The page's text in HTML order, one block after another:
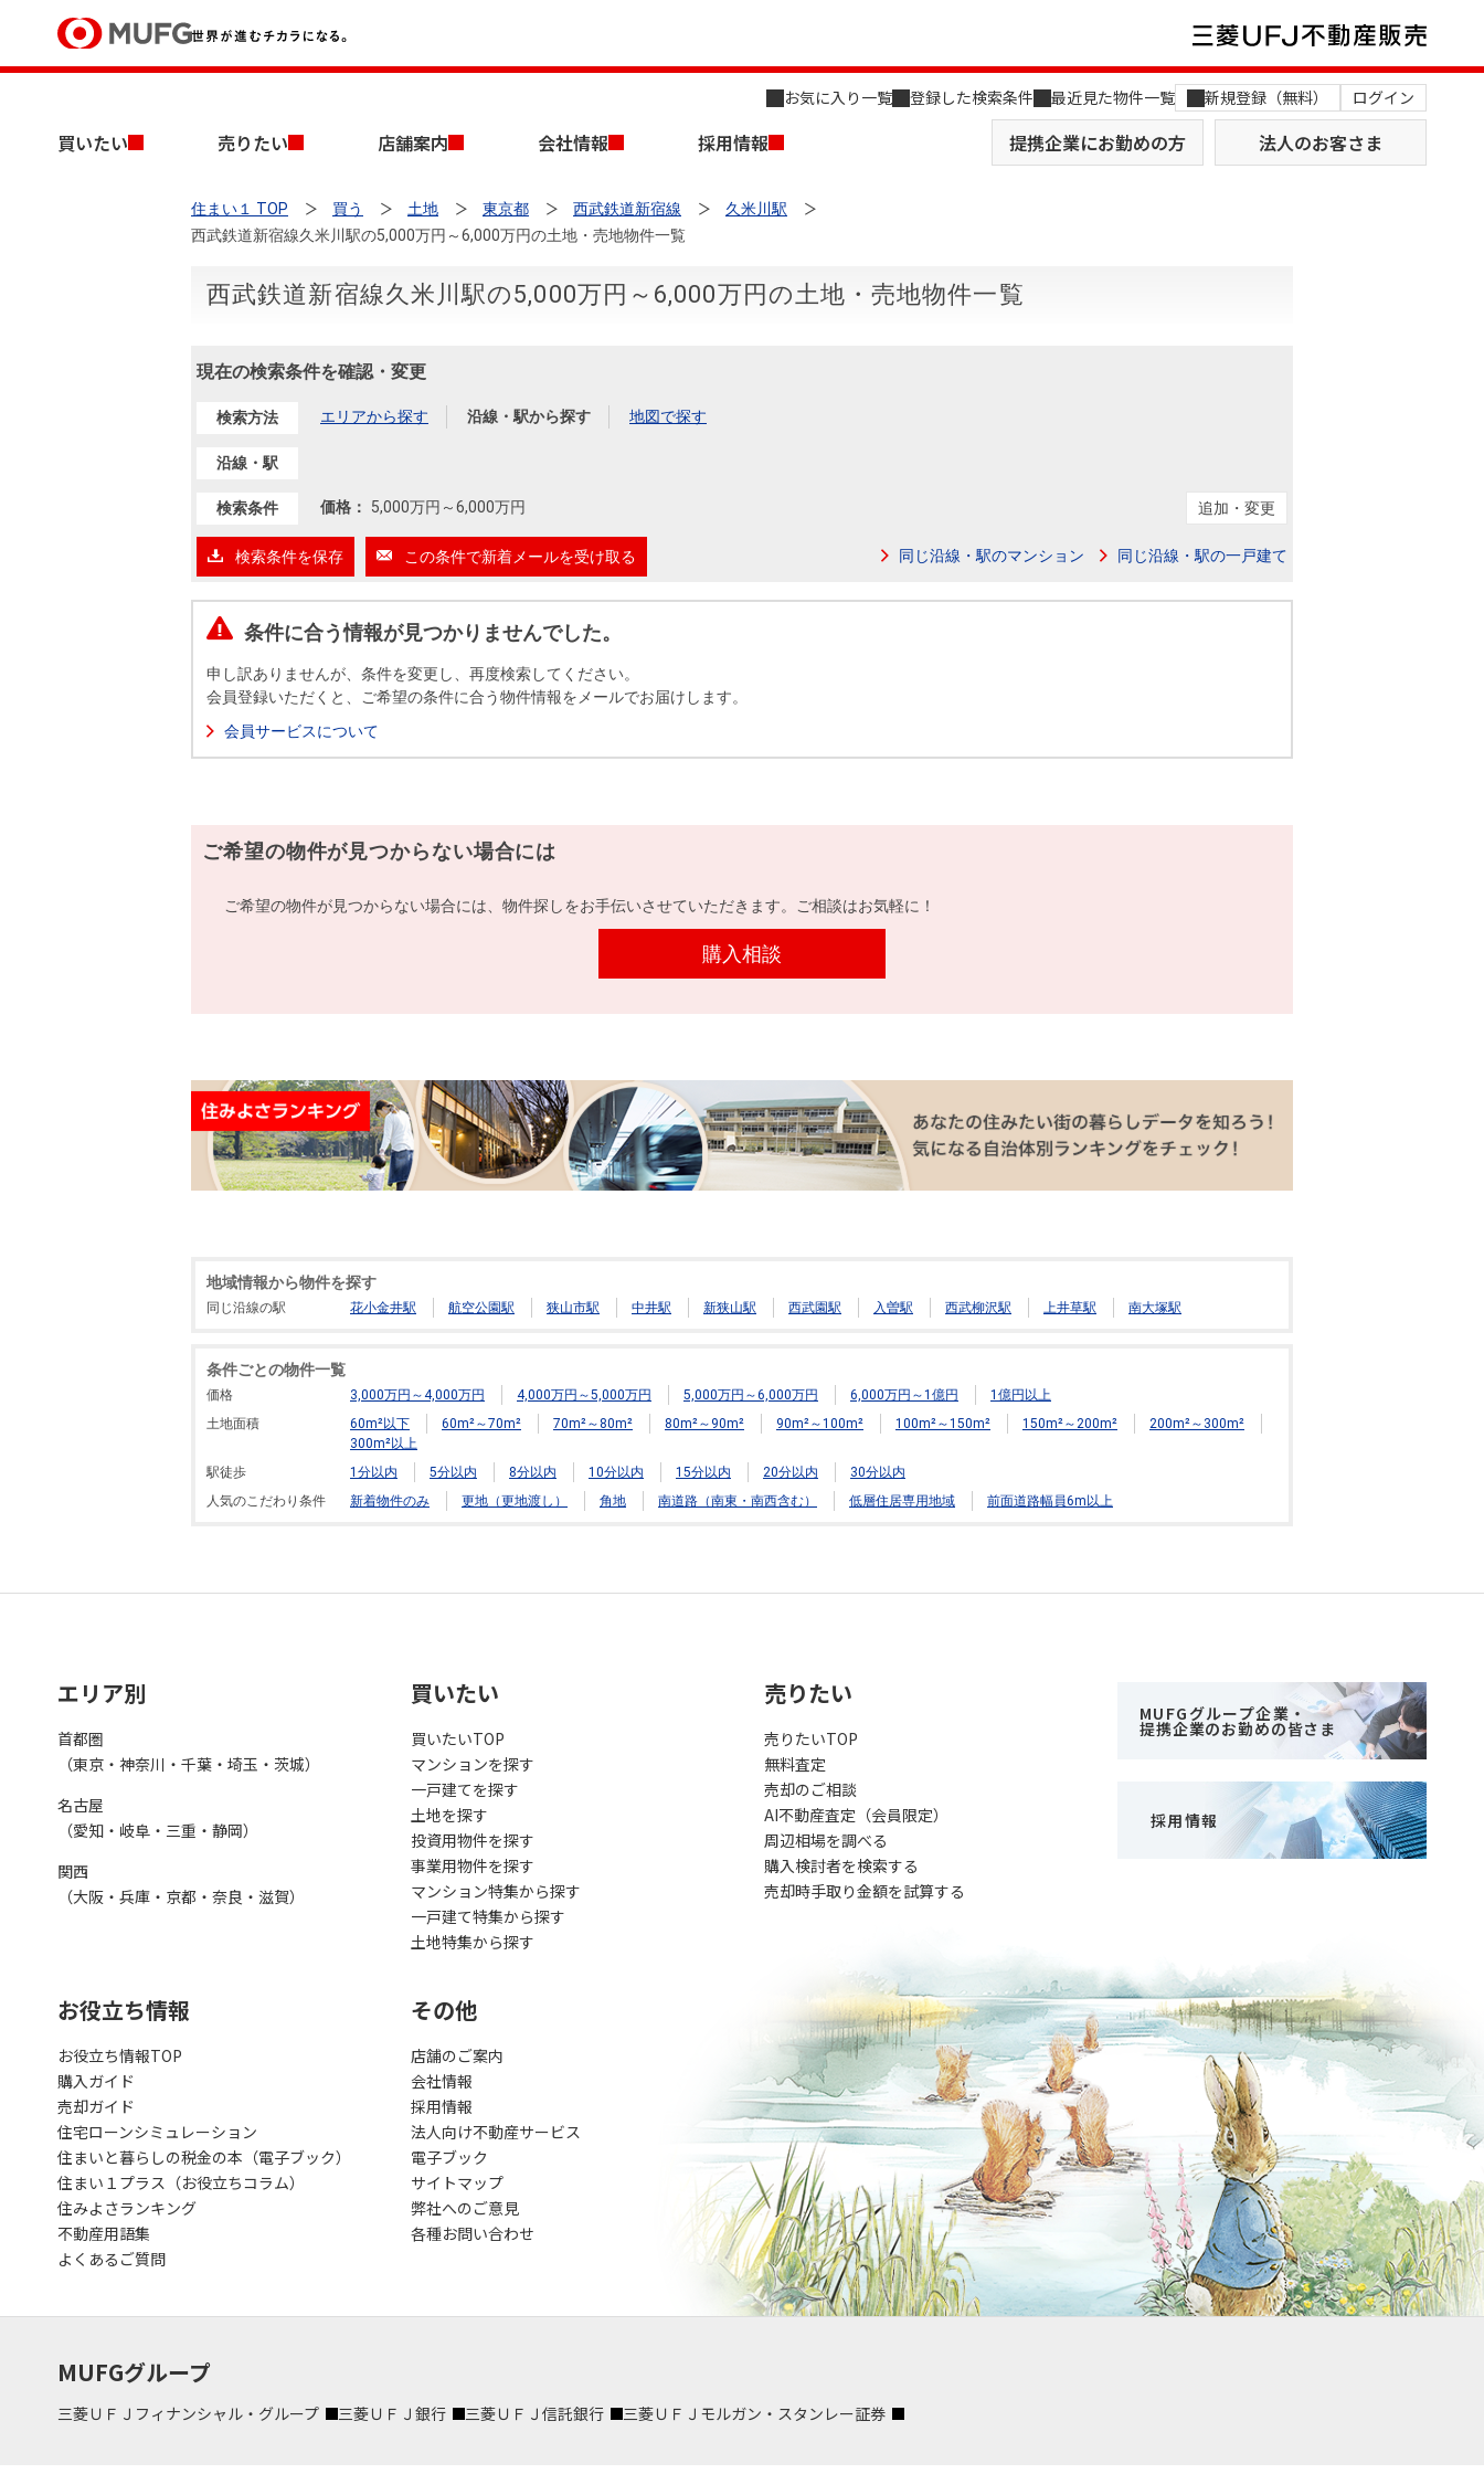
お気に入り一覧 登録した検索条件 最近見た物件一覧 新規登録（無料） ログイン
買いたい 売りたい 店舗案内 会社情報 採用情報 提携企業にお勤めの方 法人のお客さま
買いたいTOP
中古マンションを探す
投資用物件を探す
売りたいTOP
無料査定
売却時手取り金額試算
店舗案内TOP
店舗のご案内（首都圏）
会社情報TOP
組織図
会社案内（電子ブック版）
採用情報TOP
売りたい
住まい１ TOP 買う 土地 東京都 西武鉄道新宿線
久米川駅
西武鉄道新宿線久米川駅の5,000万円～6,000万円の土地・売地物件一覧
西武鉄道新宿線久米川駅の5,000万円～6,000万円の土地・売地物件一覧
現在の検索条件を確認・変更
検索方法 エリアから探す 沿線・駅から探す 地図で探す
沿線・駅
検索条件 価格： 5,000万円 ～6,000万円 追加・変更
検索条件を保存 この条件で新着メールを受け取る 同じ沿線・駅のマンション 同じ沿線・駅の一戸建て
条件に合う情報が見つかりませんでした。
申し訳ありませんが、条件を変更し、再度検索してください。
会員登録いただくと、ご希望の条件に合う物件情報をメールでお届けします。
会員サービスについて
ご希望の物件が見つからない場合には
ご希望の物件が見つからない場合には、物件探しをお手伝いさせていただきます。ご相談はお気軽に！
購入相談
地域情報から物件を探す
同じ沿線の駅 花小金井駅 航空公園駅 狭山市駅 中井駅 新狭山駅 西武園駅 入曽駅 西武柳沢駅 上井草駅 南大塚駅
条件ごとの物件一覧
価格 3,000万円～4,000万円 4,000万円～5,000万円 5,000万円～6,000万円 6,000万円～1億円
1億円以上
土地面積
60m²以下 60m²～70m² 70m²～80m² 80m²～90m² 90m²～100m² 100m²～150m² 150m²～200m²
200m²～300m²
300m²以上
駅徒歩
1分以内 5分以内 8分以内 10分以内 15分以内 20分以内
30分以内
人気のこだわり条件
新着物件のみ 更地（更地渡し） 角地 南道路（南東・南西含む） 低層住居専用地域 前面道路幅員6m以上
エリア別
首都圏
（東京・神奈川・千葉・埼玉・茨城）
名古屋
（愛知・岐阜・三重・静岡）
関西
（大阪・兵庫・京都・奈良・滋賀）
買いたい
買いたいTOP
マンションを探す
一戸建てを探す
土地を探す
投資用物件を探す
事業用物件を探す
マンション特集から探す
一戸建て特集から探す
土地特集から探す
売りたい
売りたいTOP
無料査定
売却のご相談
AI不動産査定（会員限定）
周辺相場を調べる
購入検討者を検索する
売却時手取り金額を試算する
MUFGグループ企業・
提携企業のお勤めの皆さま
採用情報
お役立ち情報
お役立ち情報TOP
購入ガイド
売却ガイド
住宅ローンシミュレーション
住まいと暮らしの税金の本（電子ブック）
住まい１プラス（お役立ちコラム）
住みよさランキング
不動産用語集
よくあるご質問
その他
店舗のご案内
会社情報
採用情報
法人向け不動産サービス
電子ブック
サイトマップ
弊社へのご意見
各種お問い合わせ
MUFGグループ
三菱ＵＦＪフィナンシャル・グループ 三菱ＵＦＪ銀行 三菱ＵＦＪ信託銀行 三菱ＵＦＪモルガン・スタンレー証券